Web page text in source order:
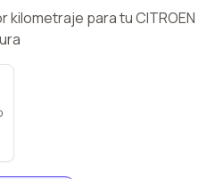
kilometraje para tu CITROEN